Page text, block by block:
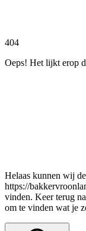
404
Oeps! Het lijkt erop
Helaas kunnen wij
https://
vinden. Keer terug
om te vinden wat je